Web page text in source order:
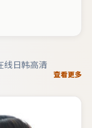
，沈腾则以细节塑造
适合周末一口气追
线日韩高清
查看更多